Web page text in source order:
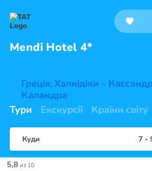
Mendi Hotel 4*
Греція, Халкідіки –
Каландра
Тури
Екскурсії Країни світу
Куди 7 -
5,8 из 10